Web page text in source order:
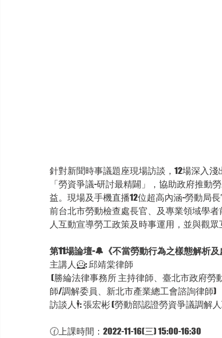
針對新聞時事議題座現場訪談，12場深入
「勞資爭議-研討最精闢」，協助政府推動
益。現場及手機直播12位超高內涵-勞動局
前台北市勞動檢查處長官、及專業領域學
人互動宣導勞工政策及時事運用，並與觀
第11場論壇-🔔《不當勞動行為之樣態解析
主講人🦸: 邱靖棠律師
師/調解委員、新北市產業總工會諮詢律師)
訪談人🕴: 張宏彬 (勞動部認證勞資爭議調解
🕜上課時間：2022-11-16(三) 15:00-16:30